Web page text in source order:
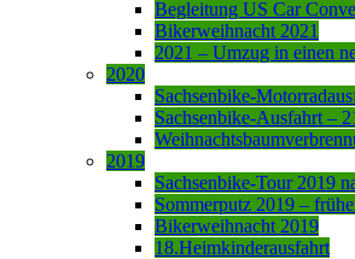
Begleitung US Car
Bikerweihnacht 2021
2021 – Umzug in einen
2020
Sachsenbike-
Sachsenbike-Ausfahrt –
2019
Sachsenbike-Tour 2019
Sommerputz 2019 –
Bikerweihnacht 2019
18.Heimkinderausfahrt